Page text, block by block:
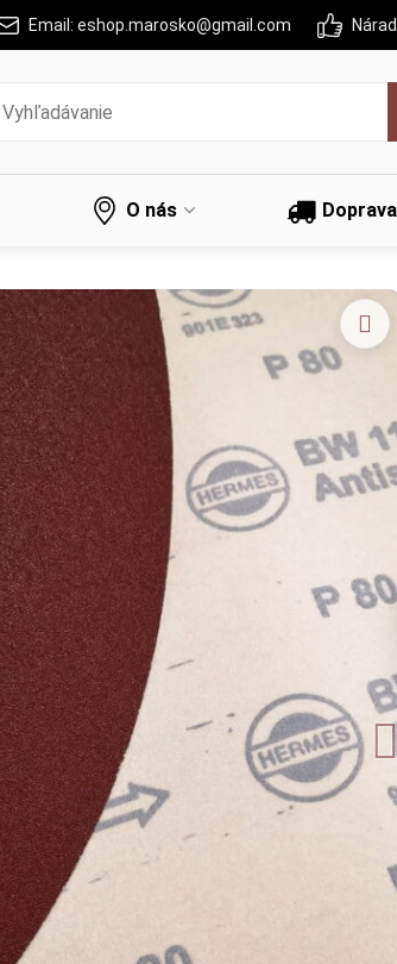
Email: eshop.marosko@gmail.com
O nás